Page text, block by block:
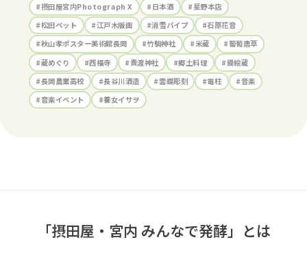
#摂田屋宮内Photograph X
#日本酒
#星野本店
#松田ペット
#江戸木版画 #消雪パイプ
#石原花音
#秋山孝ポスター美術館長岡
#竹駒神社 #米蔵
#葡萄唐草
#蔵めぐり
#西福寺 #貴渡神社 #郷土料理
#鏝絵蔵
#長岡農業高校
#長谷川酒造 #雲蝶彫刻 #電柱
#音楽
#音楽イベント
#養女イサヲ
「摂田屋・宮内 みんなで発酵」とは